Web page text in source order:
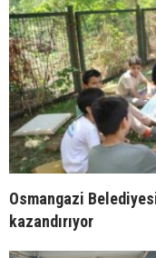
Osmangazi
kazandırıyor